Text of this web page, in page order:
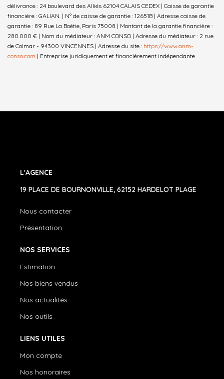
délivrance : 24 boulevard des Alliés 62104 CALAIS CEDEX | Caisse de garantie
financière : GALIAN. | N° de caisse de garantie : 12651B | Adresse caisse de
garantie : 89 Rue La Boétie, Paris 75008 | Montant de la garantie financière :
280.000 € | Nom du médiateur : ANM CONSO | Adresse du médiateur : 2 rue
de Colmar - 94300 VINCENNES | Adresse du site : https://www.anm-
conso.com | Entreprise juridiquement et financièrement indépendante
L'AGENCE
19 PLACE DE BOURNONVILLE, 62152 HARDELOT PLAGE
Nous contacter
Présentation
NOS SERVICES
Estimation
Nos biens vendus
Nos actualités
Nos outils
LIENS UTILES
Mon compte
Nos honoraires